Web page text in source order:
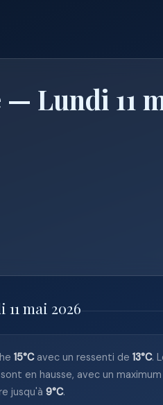
— Lundi 11
mai 2026
15°Cavec un ressenti de 13°C.
en hausse, avec un
jusqu'à 9°C.